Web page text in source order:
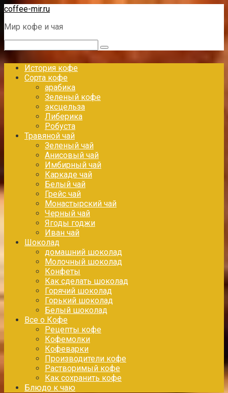
Перейти
контенту
coffee-mir.ru
Мир кофе и чая
История кофе
Сорта кофе
арабика
Зеленый кофе
эксцельза
Либерика
Робуста
Травяной чай
Зеленый чай
Анисовый чай
Имбирный чай
Каркаде чай
Белый чай
Грейс чай
Монастырский чай
Черный чай
Ягоды годжи
Иван чай
Шоколад
домашний шоколад
Молочный шоколад
Конфеты
Как сделать шоколад
Горячий шоколад
Горький шоколад
Белый шоколад
Все о Кофе
Рецепты кофе
Кофемолки
Кофеварки
Производители кофе
Растворимый кофе
Как сохранить кофе
Блюдо к чаю